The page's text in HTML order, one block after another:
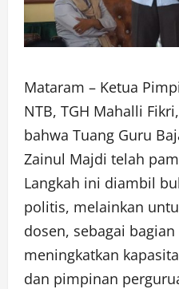
Mataram – Ketua
NTB, TGH Mahalli
bahwa Tuang Guru
Zainul Majdi telah
Langkah ini diambil
politis, melainkan
dosen, sebagai
meningkatkan
dan pimpinan